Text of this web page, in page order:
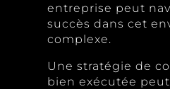
entreprise peut
succès dans cet
complexe.
Une stratégie de
bien exécutée